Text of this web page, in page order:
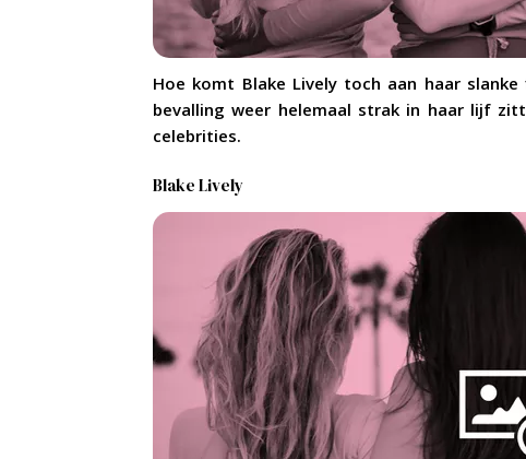
Hoe komt Blake Lively toch aan haar slanke
bevalling weer helemaal strak in haar lijf
celebrities.
Blake Lively